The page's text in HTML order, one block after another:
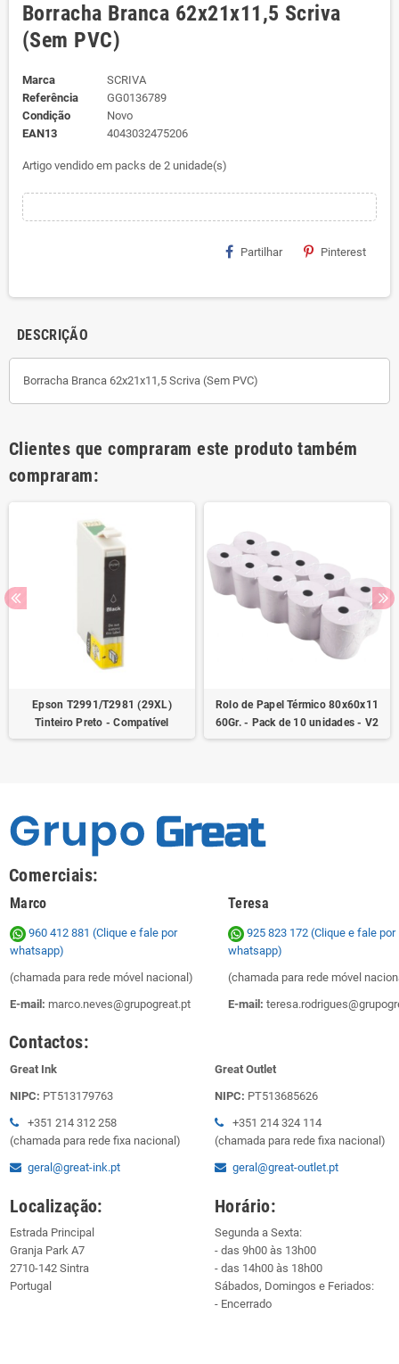
Borracha Branca 62x21x11,5 Scriva
(Sem PVC)
Marca
SCRIVA
Referência
GG0136789
Condição
Novo
EAN13
4043032475206
Artigo vendido em packs de 2 unidade(s)
Partilhar Pinterest
DESCRIÇÃO
Borracha Branca 62x21x11,5 Scriva (Sem PVC)
Clientes que compraram este produto também
compraram:
Epson T2991/T2981 (29XL)
Tinteiro Preto - Compatível
Rolo de Papel Térmico 80x60x11
60Gr. - Pack de 10 unidades - V2
Comerciais:
Marco Teresa
960 412 881 (Clique e fale por
whatsapp)
(chamada para rede móvel nacional)
E-mail: marco.neves@grupogreat.pt
925 823 172 (Clique e fale por
whatsapp)
(chamada para rede móvel
E-mail:
Contactos:
Great Ink
NIPC: PT513179763
+351 214 312 258
(chamada para rede fixa nacional)
geral@great-ink.pt
Great Outlet
NIPC: PT513685626
+351 214 324 114
(chamada para rede fixa nacional)
geral@great-outlet.pt
Localização:
Estrada Principal
Granja Park A7
2710-142 Sintra
Portugal
Horário:
Segunda a Sexta:
- das 9h00 às 13h00
- das 14h00 às 18h00
Sábados, Domingos e Feriados:
- Encerrado